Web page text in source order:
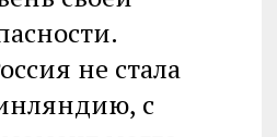
не стала
с